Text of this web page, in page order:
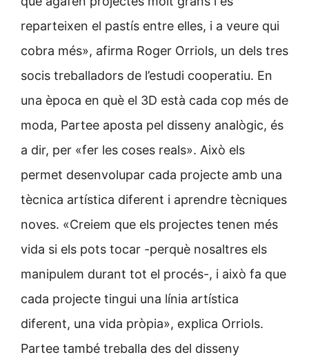
reparteixen el pastís entre elles, i a veure qui
cobra més», afirma Roger Orriols, un dels tres
socis treballadors de l’estudi cooperatiu. En
una època en què el 3D està cada cop més de
moda, Partee aposta pel disseny analògic, és
a dir, per «fer les coses reals». Això els
permet desenvolupar cada projecte amb una
tècnica artística diferent i aprendre tècniques
noves. «Creiem que els projectes tenen més
vida si els pots tocar -perquè nosaltres els
manipulem durant tot el procés-, i això fa que
cada projecte tingui una línia artística
diferent, una vida pròpia», explica Orriols.
Partee també treballa des del disseny